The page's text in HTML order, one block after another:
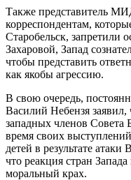
Также представитель
корреспондентам,
Старобельск, запретили
Захаровой, Запад
чтобы представить
как якобы агрессию.
В свою очередь,
Василий Небензя заявил,
западных членов
время своих
детей в результате
что реакция стран
моральный крах.